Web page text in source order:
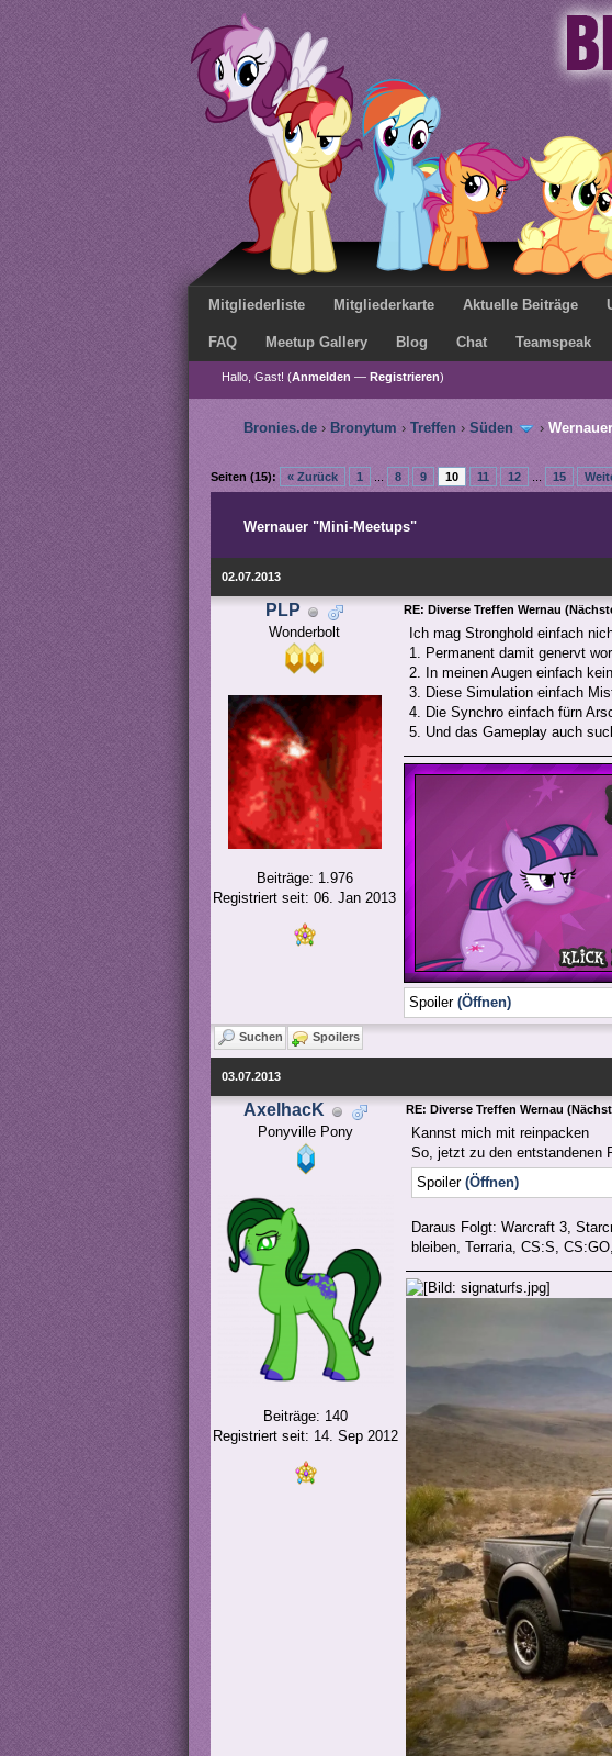
Mitgliederliste Mitgliederkarte Aktuelle Beiträge
FAQ Meetup Gallery Blog Chat Teamspeak
Hallo, Gast! (Anmelden — Registrieren)
Bronies.de › Bronytum › Treffen › Süden ›
Seiten (15): « Zurück 1 8 9 10 11 12 15
Wernauer "Mini-Meetups"
02.07.2013
PLP
Wonderbolt
Beiträge: 1.976
Registriert seit: 06. Jan 2013
RE: Diverse Treffen Wernau
Ich mag Stronghold einfach
1. Permanent damit genervt
2. In meinen Augen einfach
3. Diese Simulation einfach
4. Die Synchro einfach fürn
5. Und das Gameplay auch
Spoiler (Öffnen)
Suchen Spoilers
03.07.2013
AxelhacK
Ponyville Pony
Beiträge: 140
Registriert seit: 14. Sep 2012
RE: Diverse Treffen Wernau
Kannst mich mit reinpacken
So, jetzt zu den entstandenen
Spoiler (Öffnen)
Daraus Folgt: Warcraft 3,
bleiben, Terraria, CS:S,